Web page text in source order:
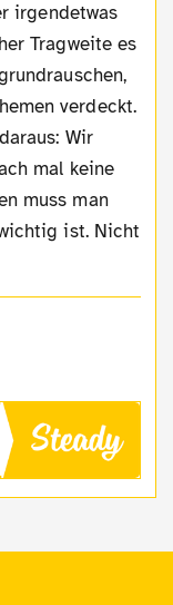
irgendetwas
Tragweite es
verdeckt.
Wir
mal keine
muss man
ist. Nicht